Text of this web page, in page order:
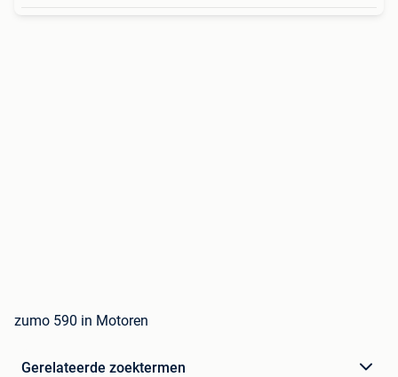
zumo 590 in Motoren
Gerelateerde zoektermen